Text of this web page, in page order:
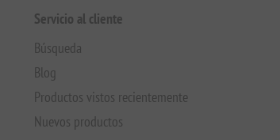
Servicio al cliente
Búsqueda
Blog
Productos vistos recientemente
Nuevos productos